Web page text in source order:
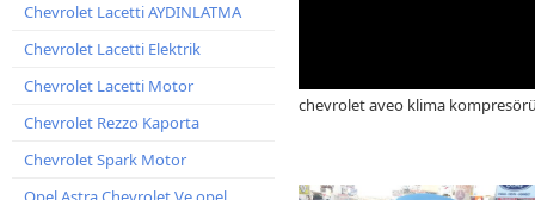
Chevrolet Lacetti AYDINLATMA
Chevrolet Lacetti Elektrik
Chevrolet Lacetti Motor
Chevrolet Rezzo Kaporta
Chevrolet Spark Motor
chevrolet aveo klima